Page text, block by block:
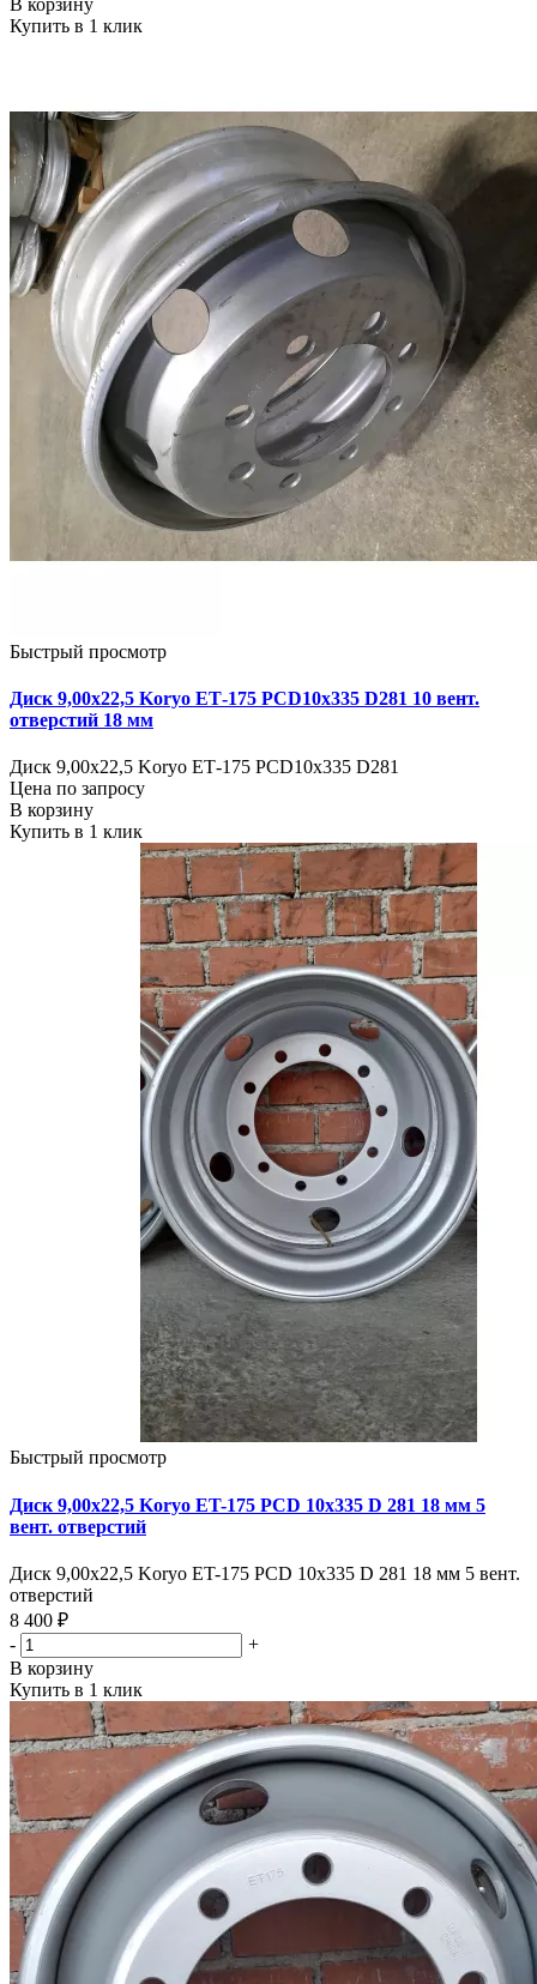
В корзину
Купить в 1 клик
Быстрый просмотр
Диск 9,00х22,5 Koryo ЕТ-175 PCD10x335 D281 10 вент.
отверстий 18 мм
Диск 9,00х22,5 Koryo ЕТ-175 PCD10x335 D281
Цена по запросу
В корзину
Купить в 1 клик
Быстрый просмотр
Диск 9,00х22,5 Koryo ET-175 PCD 10x335 D 281 18 мм 5
вент. отверстий
Диск 9,00х22,5 Koryo ET-175 PCD 10x335 D 281 18 мм 5 вент.
отверстий
8 400 ₽
-
+
В корзину
Купить в 1 клик